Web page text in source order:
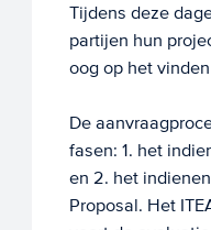
Tijdens deze
partijen hun
oog op het
De
fasen: 1. het
en 2. het
Proposal. Het